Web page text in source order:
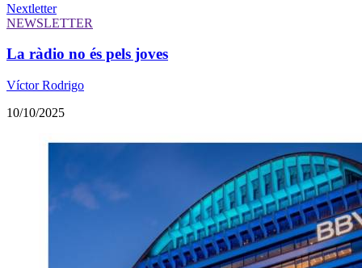
Nextletter
NEWSLETTER
La ràdio no és pels joves
Víctor Rodrigo
10/10/2025